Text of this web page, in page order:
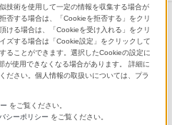
、きれいに録画
トエンコーダー」
技術を使用して一定の情報を収集する場合が
否する場合は、「Cookieを拒否する」をクリ
ける場合は、「Cookieを受け入れる」をクリ
ズする場合は「Cookie設定」をクリックして
ることができます。選択したCookieの設定に
が使用できなくなる場合があります。 詳細に
ださい。個人情報の取扱いについては、プラ
をご覧ください。
シーポリシー をご覧ください。